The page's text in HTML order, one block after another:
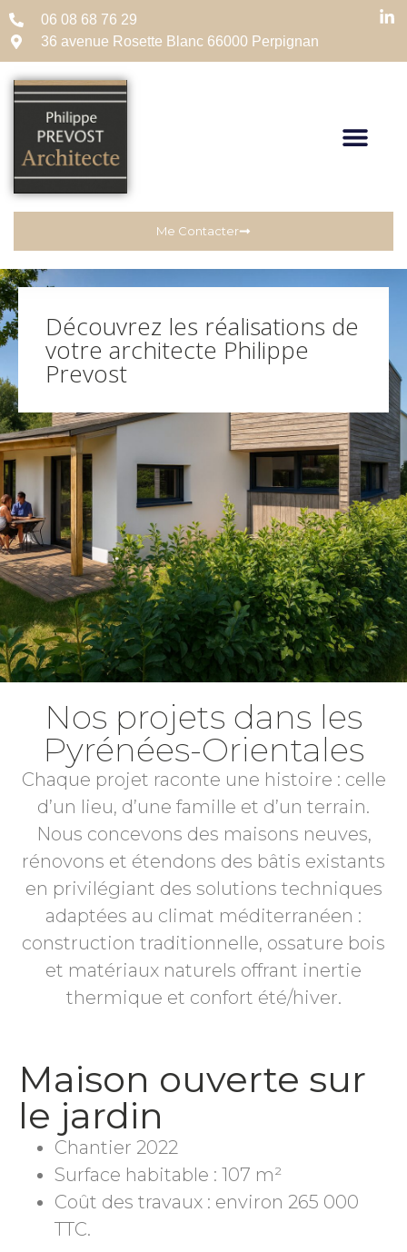
06 08 68 76 29
36 avenue Rosette Blanc 66000 Perpignan
Me Contacter
Découvrez les réalisations de
votre architecte Philippe
Prevost
Nos projets dans les
Pyrénées-Orientales
Chaque projet raconte une histoire : celle
d’un lieu, d’une famille et d’un terrain.
Nous concevons des maisons neuves,
rénovons et étendons des bâtis existants
en privilégiant des solutions techniques
adaptées au climat méditerranéen :
construction traditionnelle, ossature bois
et matériaux naturels offrant inertie
thermique et confort été/hiver.
Maison ouverte sur
le jardin
Chantier 2022
Surface habitable : 107 m²
Coût des travaux : environ 265 000
TTC.